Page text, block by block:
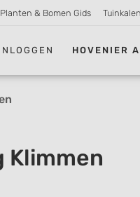
Planten & Bomen Gids
HOVENIER
Klimmen